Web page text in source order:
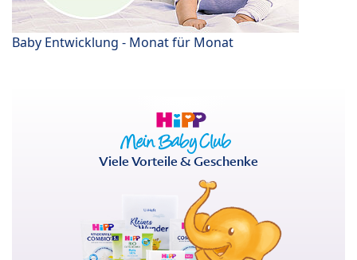
Baby Entwicklung - Monat für Monat
Viele Vorteile & Geschenke